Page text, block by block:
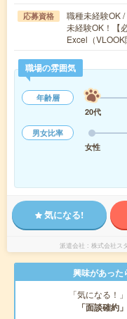
応募資格
職種未経験OK
未経験OK！【
Excel（
職場の雰囲気
年齢層
20代
男女比率
女性
気になる!
派遣会社 株式会社ス
興味があった
「気になる！
「面談確約」